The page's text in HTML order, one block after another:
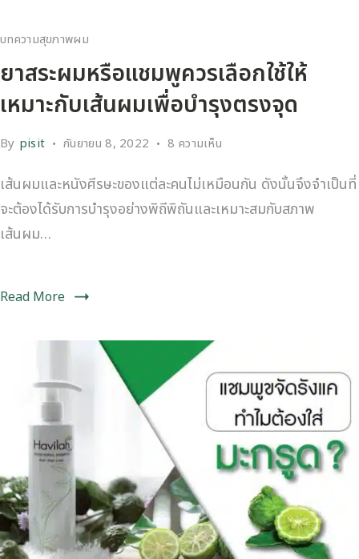
บทความสุขภาพผม
ยาสระผมหรือแชมพูควรเลือกใช้ให้
เหมาะกับเส้นผมเพื่อบำรุงตรงจุด
By pisit กันยายน 8, 2022 8 ความเห็น
เส้นผมและหนังศีรษะของแต่ละคนไม่เหมือนกัน ดังนั้นจึงจำเป็นที่
จะต้องได้รับการบำรุงอย่างพิถีพิถันและเหมาะสมกับสภาพ
เส้นผม…
Read More